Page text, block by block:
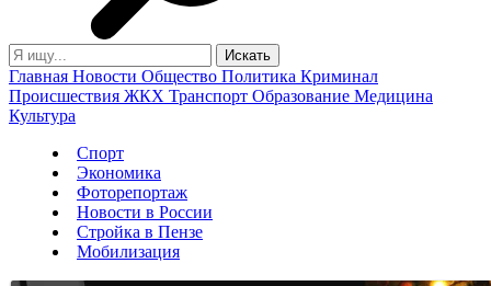
Главная Новости Общество Политика Криминал
Происшествия ЖКХ Транспорт Образование Медицина
Культура
Спорт
Экономика
Фоторепортаж
Новости в России
Стройка в Пензе
Мобилизация